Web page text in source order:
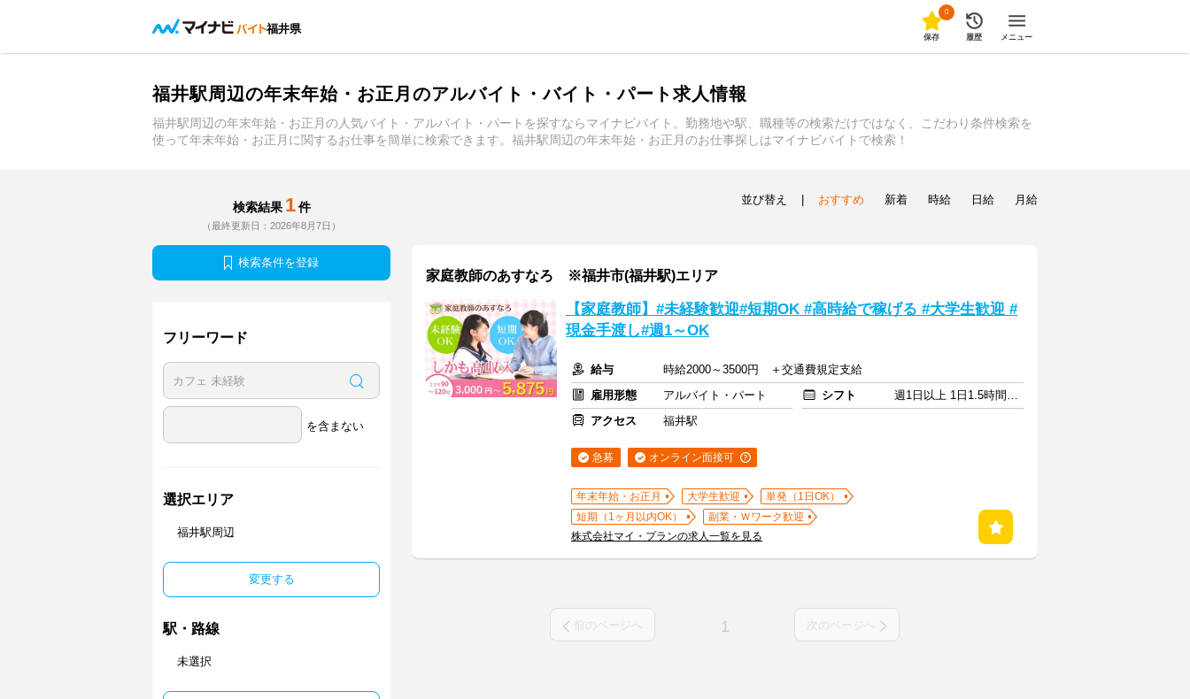
福井県
0
保存 履歴 メニュー
福井駅周辺の年末年始・お正月のアルバイト・バイト・パート求人情報
福井駅周辺の年末年始・お正月の人気バイト・アルバイト・パートを探すならマイナビバイト。勤務地や駅、職種等の検索だけではなく、こだわり条件検索を
使って年末年始・お正月に関するお仕事を簡単に検索できます。福井駅周辺の年末年始・お正月のお仕事探しはマイナビバイトで検索！
検索結果 1 件
（最終更新日：2026年8月7日）
検索条件を登録
フリーワード
を含まない
選択エリア
福井駅周辺
変更する
駅・路線
未選択
並び替え おすすめ 新着 時給 日給 月給
家庭教師のあすなろ ※福井市(福井駅)エリア
【家庭教師】#未経験歓迎#短期OK #高時給で稼げる #大学生歓迎 #
現金手渡し#週1～OK
給与
時給2000～3500円 ＋交通費規定支給
雇用形態
アルバイト・パート シフト
週1日以上 1日1.5時間以上
アクセス
福井駅
急募 オンライン面接可
年末年始・お正月 大学生歓迎
単発（1日OK）
短期（1ヶ月以内OK）
副業・Ｗワーク歓迎
株式会社マイ・プランの求人一覧を見る
前のページへ 1 次のページへ